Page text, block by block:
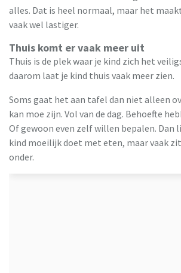
alles. Dat is heel normaal, maar het
vaak wel lastiger.
Thuis komt er vaak meer uit
Thuis is de plek waar je kind zich het
daarom laat je kind thuis vaak meer zien.
Soms gaat het aan tafel dan niet alleen
kan moe zijn. Vol van de dag. Behoefte
Of gewoon even zelf willen bepalen. Dan
kind moeilijk doet met eten, maar vaak
onder.